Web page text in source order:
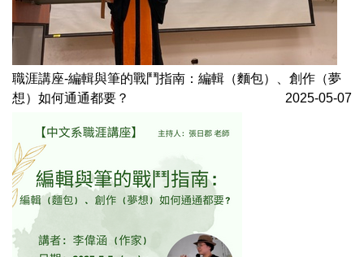
職涯講座-編輯與筆的戰鬥指南：編輯（麵包）、創作（夢
想）如何通通都要？
2025-05-07